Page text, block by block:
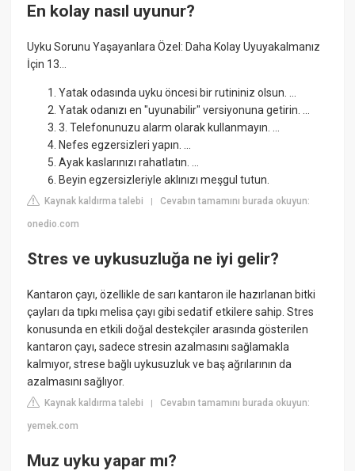
En kolay nasıl uyunur?
Uyku Sorunu Yaşayanlara Özel: Daha Kolay Uyuyakalmanız
İçin 13...
Yatak odasında uyku öncesi bir rutininiz olsun. ...
Yatak odanızı en "uyunabilir" versiyonuna getirin. ...
3. Telefonunuzu alarm olarak kullanmayın. ...
Nefes egzersizleri yapın. ...
Ayak kaslarınızı rahatlatın. ...
Beyin egzersizleriyle aklınızı meşgul tutun.
Kaynak kaldırma talebi |Cevabın tamamını burada okuyun:
onedio.com
Stres ve uykusuzluğa ne iyi gelir?
Kantaron çayı, özellikle de sarı kantaron ile hazırlanan bitki
çayları da tıpkı melisa çayı gibi sedatif etkilere sahip. Stres
konusunda en etkili doğal destekçiler arasında gösterilen
kantaron çayı, sadece stresin azalmasını sağlamakla
kalmıyor, strese bağlı uykusuzluk ve baş ağrılarının da
azalmasını sağlıyor.
Kaynak kaldırma talebi |Cevabın tamamını burada okuyun:
yemek.com
Muz uyku yapar mı?